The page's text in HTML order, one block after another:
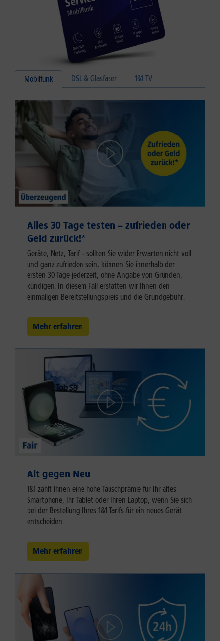
Mobilfunk DSL & Glasfaser 1&1 TV
Alles 30 Tage testen – zufrieden oder
Geld zurück!⁠*
Geräte, Netz, Tarif – sollten Sie wider Erwarten nicht voll
und ganz zufrieden sein, können Sie innerhalb der
ersten 30 Tage jederzeit, ohne Angabe von Gründen,
kündigen. In diesem Fall erstatten wir Ihnen den
einmaligen Bereitstellungspreis und die Grundgebühr.
Mehr erfahren
Alt gegen Neu
1&1 zahlt Ihnen eine hohe Tauschprämie für Ihr altes
Smartphone, Ihr Tablet oder Ihren Laptop, wenn Sie sich
bei der Bestellung Ihres 1&1 Tarifs für ein neues Gerät
entscheiden.
Mehr erfahren